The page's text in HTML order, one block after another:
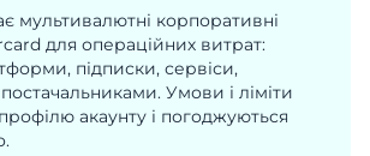
мультивалютні корпоративні
для операційних витрат:
підписки, сервіси,
Умови і ліміти
акаунту і погоджуються